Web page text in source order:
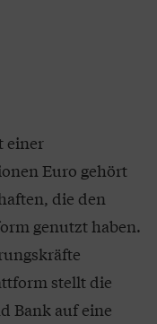
einer
Euro gehört
die den
genutzt haben.
stellt die
Bank auf eine